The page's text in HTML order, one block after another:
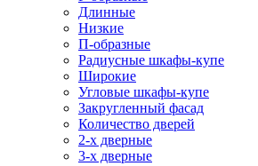
Длинные
Низкие
П-образные
Радиусные шкафы-купе
Широкие
Угловые шкафы-купе
Закругленный фасад
Количество дверей
2-х дверные
3-х дверные